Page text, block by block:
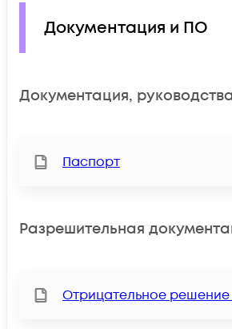
Документация и ПО
Документация,
Паспорт
Разрешительная
Отрицательное